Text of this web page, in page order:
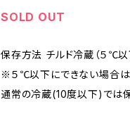
SOLD OUT
保存方法 チルド冷蔵（５℃以
※５℃以下にできない場合は
通常の冷蔵(10度以下)では